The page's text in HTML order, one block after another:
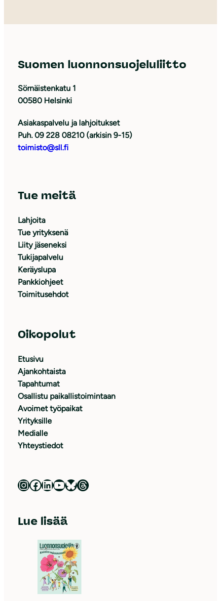
Suomen luonnonsuojeluliitto
Sörnäistenkatu 1
00580 Helsinki
Asiakaspalvelu ja lahjoitukset
Puh. 09 228 08210 (arkisin 9-15)
toimisto@sll.fi
Tue meitä
Lahjoita
Tue yrityksenä
Liity jäseneksi
Tukijapalvelu
Keräyslupa
Pankkiohjeet
Toimitusehdot
Oikopolut
Etusivu
Ajankohtaista
Tapahtumat
Osallistu paikallistoimintaan
Avoimet työpaikat
Yrityksille
Medialle
Yhteystiedot
Luonnonsuojeluliitto Instagramissa Luonnonsuojeluliitto Facebookissa Luonnonsuojeluliitto LinkedInissä Luonnonsuojeluliiton YouTube-kanava Luonnonsuojeluliitto Blueskyssa Luonnonsuojeluliitto Threadsissa
Lue lisää